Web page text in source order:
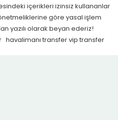
içerikleri izinsiz kullananlar
göre yasal işlem
yazılı olarak beyan ederiz!
havalimanı transfervip transfer